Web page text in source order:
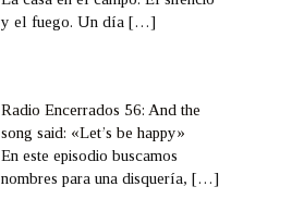
y el fuego. Un día[…]
Radio Encerrados 56: And the
song said: «Let’s be happy»
En este episodio buscamos
nombres para una disquería,[…]